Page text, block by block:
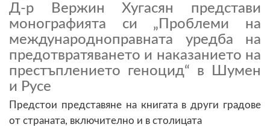
Д-р Вержин Хугасян представи
монографията си „Проблеми на
международноправната уредба на
предотвратяването и наказанието на
престъплението геноцид“ в Шумен
и Русе
Предстои представяне на книгата в други градове
от страната, включително и в столицата